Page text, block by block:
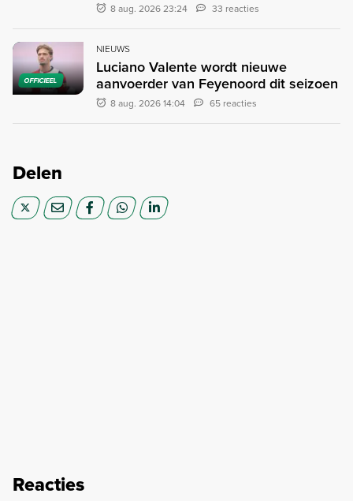
8 aug. 2026 23:24 33 reacties
OFFICIEEL
NIEUWS
Luciano Valente wordt nieuwe
aanvoerder van Feyenoord dit seizoen
8 aug. 2026 14:04 65 reacties
Delen
Reacties